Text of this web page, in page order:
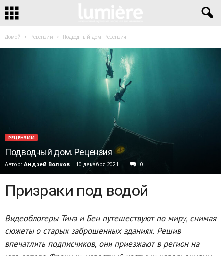
Домой Рецензии Подводный дом. Рецензия
РЕЦЕНЗИИ
Подводный дом. Рецензия
Автор: Андрей Волков - 10 декабря 2021 0
Призраки под водой
Видеоблогеры Тина и Бен путешествуют по миру, снимая
сюжеты о старых заброшенных зданиях. Решив
впечатлить подписчиков, они приезжают в регион на